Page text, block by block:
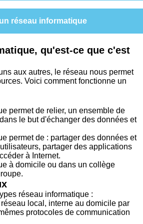
réseau informatique
qu'est-ce que c'est
aux autres, le réseau nous permet
Voici comment fonctionne un
permet de relier, un ensemble de
le but d'échanger des données et
permet de : partager des données et
partager des applications
à Internet.
à domicile ou dans un collège
réseau informatique :
local, interne au domicile par
protocoles de communication